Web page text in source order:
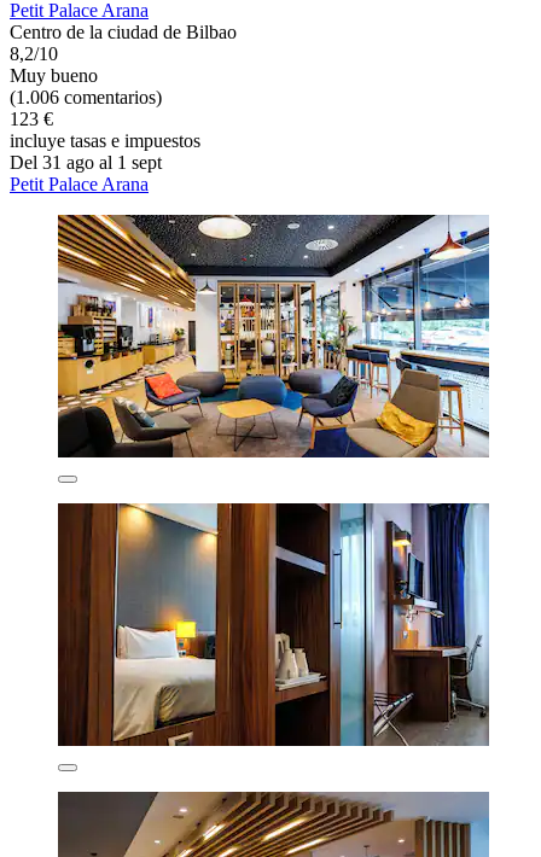
Petit Palace Arana
Centro de la ciudad de Bilbao
8,2/10
Muy bueno
(1.006 comentarios)
123 €
incluye tasas e impuestos
Del 31 ago al 1 sept
Petit Palace Arana